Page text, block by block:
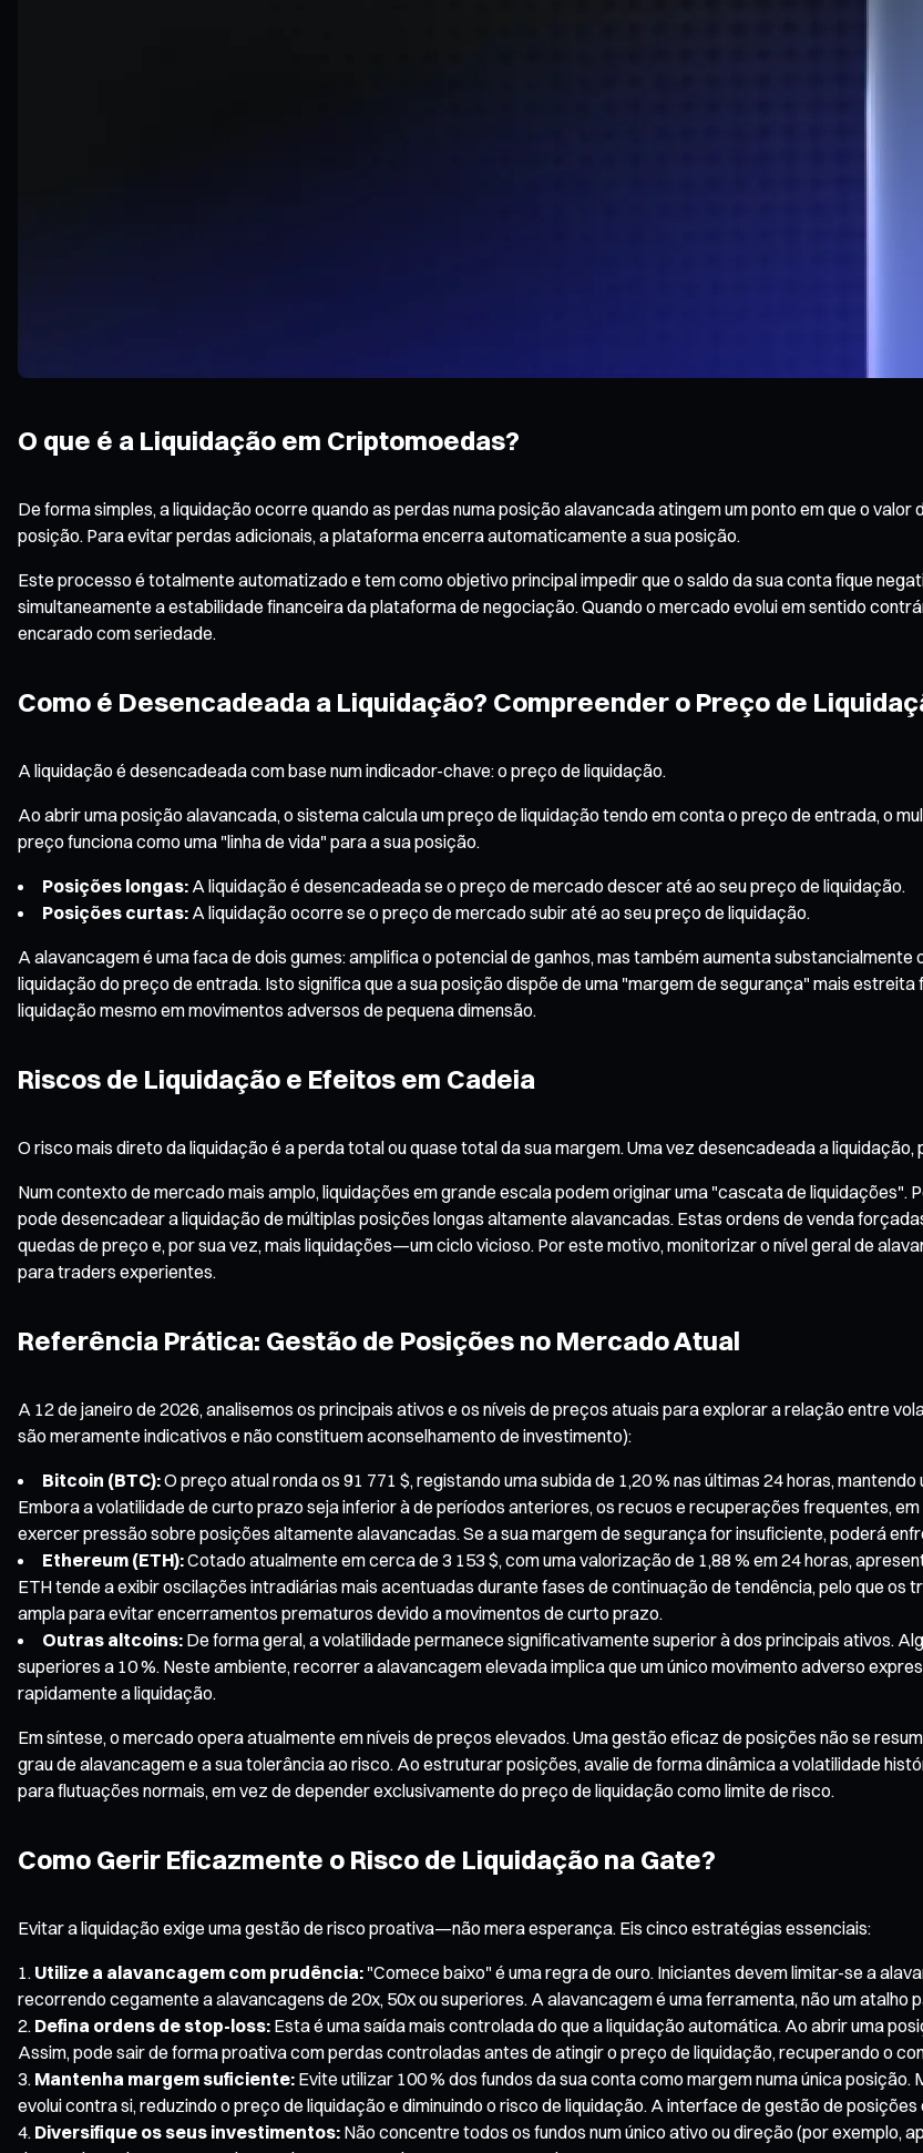
O que é a Liquidação em Criptomoedas?
De forma simples, a liquidação ocorre quando as perdas numa posição alavancada atingem um ponto em que o
posição. Para evitar perdas adicionais, a plataforma encerra automaticamente a sua posição.
Este processo é totalmente automatizado e tem como objetivo principal impedir que o saldo da sua conta fique
simultaneamente a estabilidade financeira da plataforma de negociação. Quando o mercado evolui em sentido
encarado com seriedade.
Como é Desencadeada a Liquidação? Compreender o Preço de
A liquidação é desencadeada com base num indicador-chave: o preço de liquidação.
Ao abrir uma posição alavancada, o sistema calcula um preço de liquidação tendo em conta o preço de entrada, o
preço funciona como uma "linha de vida" para a sua posição.
Posições longas: A liquidação é desencadeada se o preço de mercado descer até ao seu preço de liquidação.
Posições curtas: A liquidação ocorre se o preço de mercado subir até ao seu preço de liquidação.
A alavancagem é uma faca de dois gumes: amplifica o potencial de ganhos, mas também aumenta
liquidação do preço de entrada. Isto significa que a sua posição dispõe de uma "margem de segurança" mais
liquidação mesmo em movimentos adversos de pequena dimensão.
Riscos de Liquidação e Efeitos em Cadeia
O risco mais direto da liquidação é a perda total ou quase total da sua margem. Uma vez desencadeada a
Num contexto de mercado mais amplo, liquidações em grande escala podem originar uma "cascata de liquidações".
pode desencadear a liquidação de múltiplas posições longas altamente alavancadas. Estas ordens de venda
quedas de preço e, por sua vez, mais liquidações—um ciclo vicioso. Por este motivo, monitorizar o nível geral de
para traders experientes.
Referência Prática: Gestão de Posições no Mercado Atual
A 12 de janeiro de 2026, analisemos os principais ativos e os níveis de preços atuais para explorar a relação entre
são meramente indicativos e não constituem aconselhamento de investimento):
Bitcoin (BTC):O preço atual ronda os 91 771 $, registando uma subida de 1,20 % nas últimas 24 horas,
Embora a volatilidade de curto prazo seja inferior à de períodos anteriores, os recuos e recuperações frequentes,
exercer pressão sobre posições altamente alavancadas. Se a sua margem de segurança for insuficiente, poderá
Ethereum (ETH):Cotado atualmente em cerca de 3 153 $, com uma valorização de 1,88 % em 24 horas,
ETH tende a exibir oscilações intradiárias mais acentuadas durante fases de continuação de tendência, pelo que
ampla para evitar encerramentos prematuros devido a movimentos de curto prazo.
Outras altcoins: De forma geral, a volatilidade permanece significativamente superior à dos principais ativos.
superiores a 10 %. Neste ambiente, recorrer a alavancagem elevada implica que um único movimento adverso
rapidamente a liquidação.
Em síntese, o mercado opera atualmente em níveis de preços elevados. Uma gestão eficaz de posições não se
grau de alavancagem e a sua tolerância ao risco. Ao estruturar posições, avalie de forma dinâmica a volatilidade
para flutuações normais, em vez de depender exclusivamente do preço de liquidação como limite de risco.
Como Gerir Eficazmente o Risco de Liquidação na Gate?
Evitar a liquidação exige uma gestão de risco proativa—não mera esperança. Eis cinco estratégias essenciais:
Utilize a alavancagem com prudência: "Comece baixo" é uma regra de ouro. Iniciantes devem limitar-se a
recorrendo cegamente a alavancagens de 20x, 50x ou superiores. A alavancagem é uma ferramenta, não um atalho
Defina ordens de stop-loss: Esta é uma saída mais controlada do que a liquidação automática. Ao abrir uma
Assim, pode sair de forma proativa com perdas controladas antes de atingir o preço de liquidação, recuperando o
Mantenha margem suficiente: Evite utilizar 100 % dos fundos da sua conta como margem numa única
evolui contra si, reduzindo o preço de liquidação e diminuindo o risco de liquidação. A interface de gestão de
Diversifique os seus investimentos: Não concentre todos os fundos num único ativo ou direção (por exemplo,